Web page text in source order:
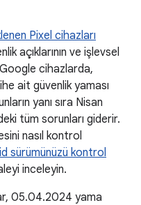
Pixel cihazları
açıklarının ve işlevsel
Google cihazlarda,
ait güvenlik yaması
yanı sıra Nisan
tüm sorunları giderir.
nasıl kontrol
sürümünüzü kontrol
inceleyin.
05.04.2024 yama